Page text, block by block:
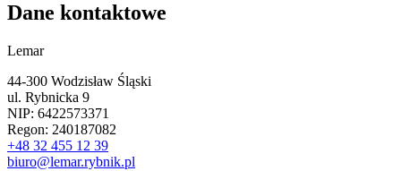
Dane kontaktowe
Lemar
44-300 Wodzisław Śląski
ul. Rybnicka 9
NIP: 6422573371
Regon: 240187082
+48 32 455 12 39
biuro@lemar.rybnik.pl